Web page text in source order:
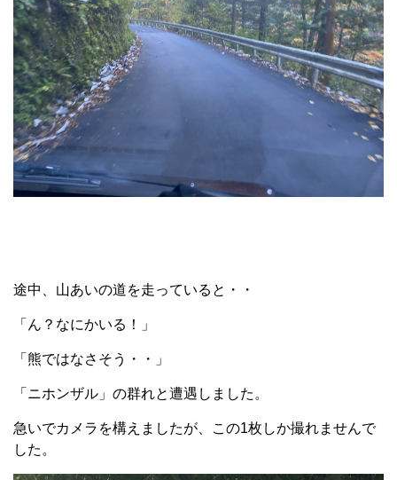
途中、山あいの道を走っていると・・
「ん？なにかいる！」
「熊ではなさそう・・」
「ニホンザル」の群れと遭遇しました。
急いでカメラを構えましたが、この1枚しか撮れませんで
した。